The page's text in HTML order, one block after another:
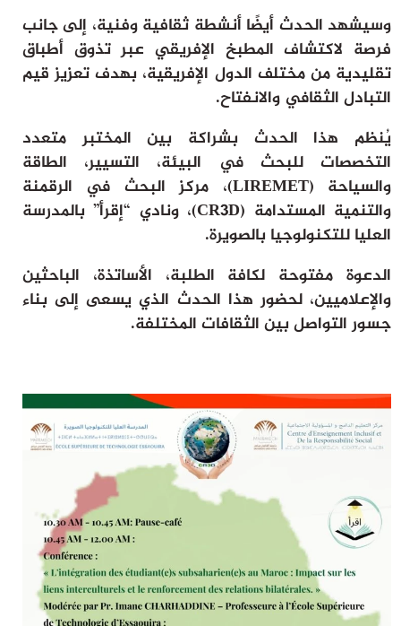
وسيشهد الحدث أيضًا أنشطة ثقافية وفنية، إلى جانب
فرصة لاكتشاف المطبخ الإفريقي عبر تذوق أطباق
تقليدية من مختلف الدول الإفريقية، بهدف تعزيز قيم
التبادل الثقافي والانفتاح.
يُنظم هذا الحدث بشراكة بين المختبر متعدد
التخصصات للبحث في البيئة، التسيير، الطاقة
والسياحة (LIREMET)، مركز البحث في الرقمنة
والتنمية المستدامة (CR3D)، ونادي “إقرأ” بالمدرسة
العليا للتكنولوجيا بالصويرة.
الدعوة مفتوحة لكافة الطلبة، الأساتذة، الباحثين
والإعلاميين، لحضور هذا الحدث الذي يسعى إلى بناء
جسور التواصل بين الثقافات المختلفة.